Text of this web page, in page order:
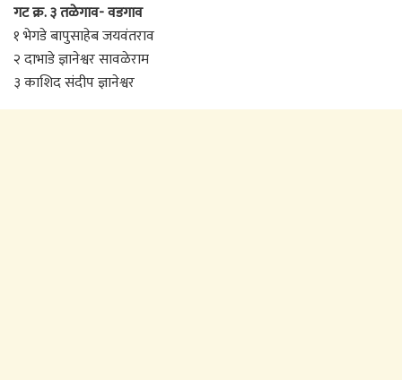
गट क्र. ३ तळेगाव- वडगाव
१ भेगडे बापुसाहेब जयवंतराव
२ दाभाडे ज्ञानेश्वर सावळेराम
३ काशिद संदीप ज्ञानेश्वर